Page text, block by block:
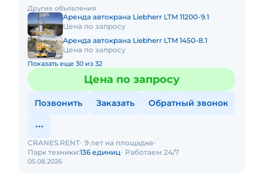
Другие объявления
Аренда автокрана Liebherr LTM 11200-9.1
Цена по запросу
Аренда автокрана Liebherr LTM 1450-8.1
Цена по запросу
Показать еще 30 из 32
Цена по запросу
Позвонить Заказать Обратный звонок
05.08.2026
CRANES.RENT 9 лет на площадке
Парк техники:136 единиц Работаем 24/7